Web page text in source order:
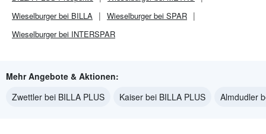
Wieselburger bei BILLA
Wieselburger bei SPAR
Wieselburger bei INTERSPAR
Mehr Angebote & Aktionen:
Zwettler bei BILLA PLUS
Kaiser bei BILLA PLUS Almdudler